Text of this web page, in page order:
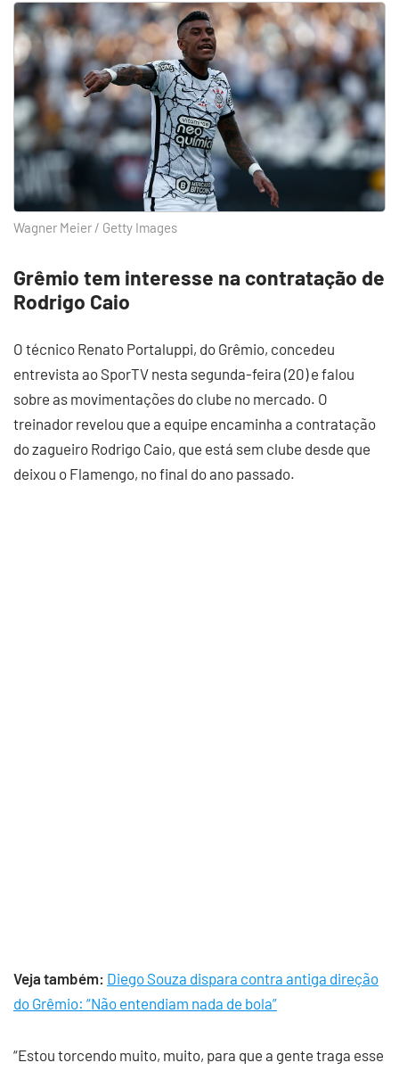
Wagner Meier / Getty Images
Grêmio tem interesse na contratação de
Rodrigo Caio
O técnico Renato Portaluppi, do Grêmio, concedeu
entrevista ao SporTV nesta segunda-feira (20) e falou
sobre as movimentações do clube no mercado. O
treinador revelou que a equipe encaminha a contratação
do zagueiro Rodrigo Caio, que está sem clube desde que
deixou o Flamengo, no final do ano passado.
Veja também: Diego Souza dispara contra antiga direção
do Grêmio: “Não entendiam nada de bola”
“Estou torcendo muito, muito, para que a gente traga esse